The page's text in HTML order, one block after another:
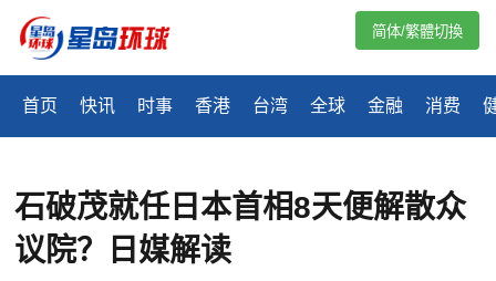
首页 快讯 时事 香港 台湾 全球 金融 消费
简体/繁體切換
石破茂就任日本首相8天便解散众
议院？日媒解读